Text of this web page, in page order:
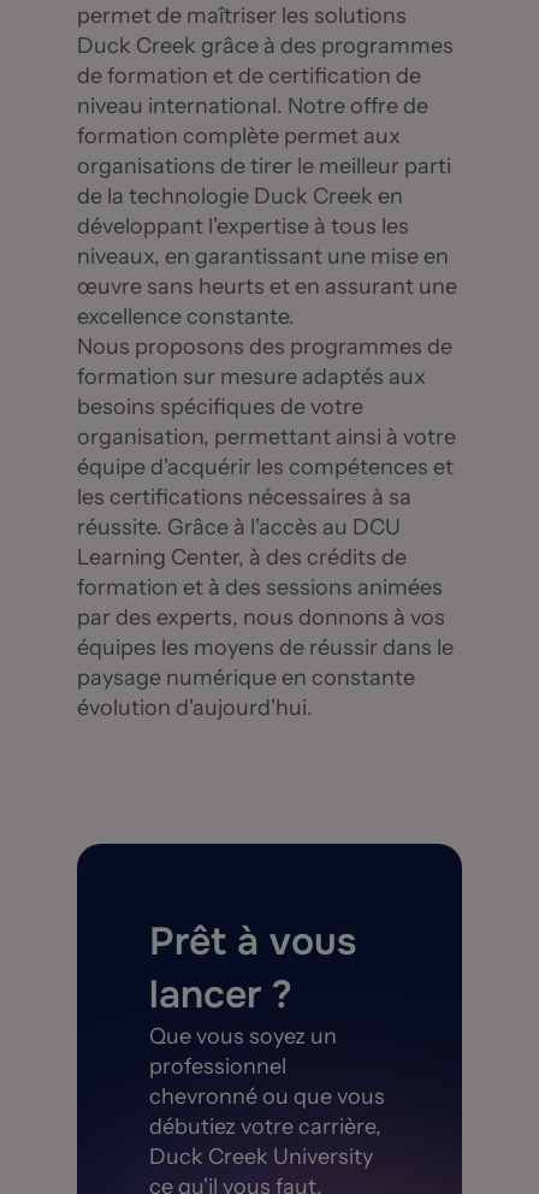
permet de maîtriser les solutions
Duck Creek grâce à des programmes
de formation et de certification de
niveau international. Notre offre de
formation complète permet aux
organisations de tirer le meilleur parti
de la technologie Duck Creek en
développant l'expertise à tous les
niveaux, en garantissant une mise en
œuvre sans heurts et en assurant une
excellence constante.
Nous proposons des programmes de
formation sur mesure adaptés aux
besoins spécifiques de votre
organisation, permettant ainsi à votre
équipe d'acquérir les compétences et
les certifications nécessaires à sa
réussite. Grâce à l'accès au DCU
Learning Center, à des crédits de
formation et à des sessions animées
par des experts, nous donnons à vos
équipes les moyens de réussir dans le
paysage numérique en constante
évolution d'aujourd'hui.
Prêt à vous
lancer ?
Que vous soyez un
professionnel
chevronné ou que vous
débutiez votre carrière,
Duck Creek University
ce qu'il vous faut.